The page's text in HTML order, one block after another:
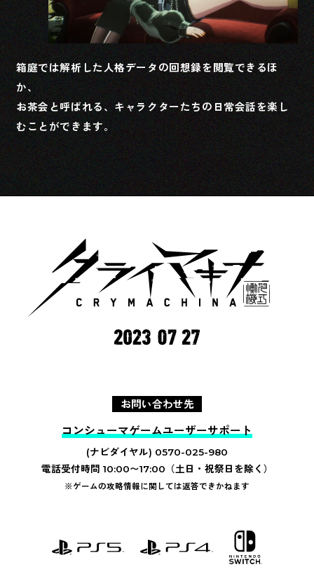
箱庭では解析した人格データの回想録を閲覧できるほ
か、
お茶会と呼ばれる、キャラクターたちの日常会話を楽し
むことができます。
お問い合わせ先
コンシューマゲームユーザーサポート
(ナビダイヤル) 0570-025-980
電話受付時間 10:00〜17:00（土日・祝祭日を除く）
※ゲームの攻略情報に関しては返答できかねます